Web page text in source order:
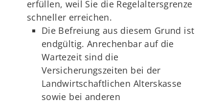
erfüllen, weil Sie die Regelaltersgrenze
schneller erreichen.
Die Befreiung aus diesem Grund ist
endgültig. Anrechenbar auf die
Wartezeit sind die
Versicherungszeiten bei der
Landwirtschaftlichen Alterskasse
sowie bei anderen